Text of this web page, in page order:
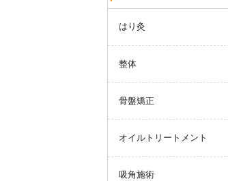
はり灸
整体
骨盤矯正
オイルトリートメント
吸角施術